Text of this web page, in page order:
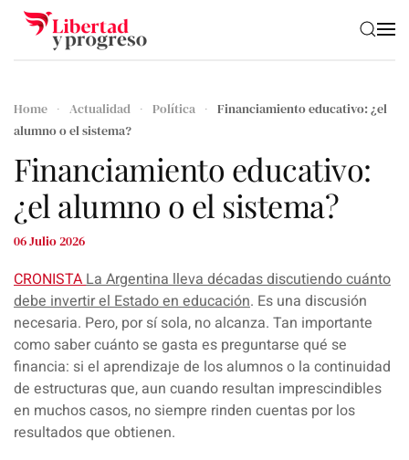
Skip to main content
Home Actualidad Política
Financiamiento educativo: ¿el
alumno o el sistema?
Financiamiento educativo:
¿el alumno o el sistema?
06 Julio 2026
CRONISTA La Argentina lleva décadas discutiendo cuánto
debe invertir el Estado en educación. Es una discusión
necesaria. Pero, por sí sola, no alcanza. Tan importante
como saber cuánto se gasta es preguntarse qué se
financia: si el aprendizaje de los alumnos o la continuidad
de estructuras que, aun cuando resultan imprescindibles
en muchos casos, no siempre rinden cuentas por los
resultados que obtienen.